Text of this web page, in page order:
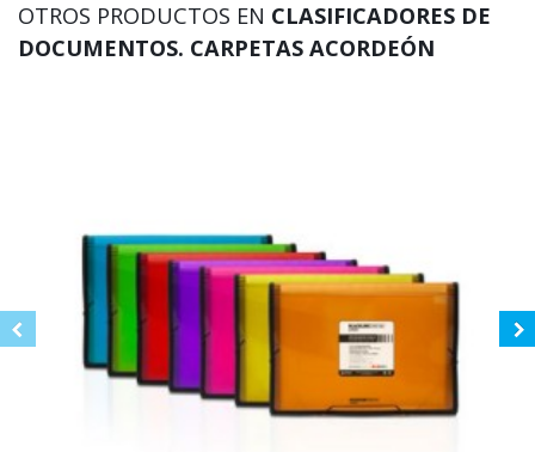
OTROS PRODUCTOS EN CLASIFICADORES DE
DOCUMENTOS. CARPETAS ACORDEÓN